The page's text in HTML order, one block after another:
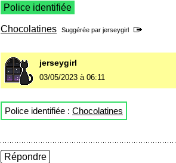
Police identifiée
Chocolatines Suggérée par jerseygirl
jerseygirl
03/05/2023 à 06:11
Police identifiée : Chocolatines
Répondre